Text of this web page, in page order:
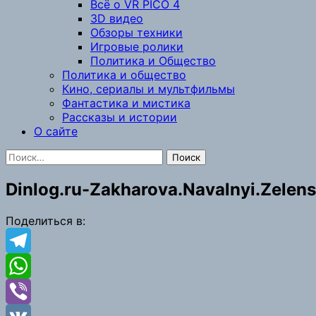
Всё о VR PICO 4
3D видео
Обзоры техники
Игровые ролики
Политика и Общество
Политика и общество
Кино, сериалы и мультфильмы
Фантастика и мистика
Рассказы и истории
О сайте
Найти:
Dinlog.ru-
Поделиться в:
Telegram
WhatsApp